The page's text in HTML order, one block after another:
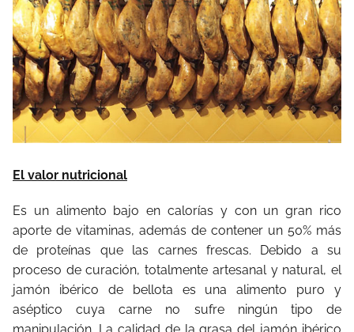
El valor nutricional
Es un alimento bajo en calorías y con un gran rico
aporte de vitaminas, además de contener un 50% más
de proteínas que las carnes frescas. Debido a su
proceso de curación, totalmente artesanal y natural, el
jamón ibérico de bellota es una alimento puro y
aséptico cuya carne no sufre ningún tipo de